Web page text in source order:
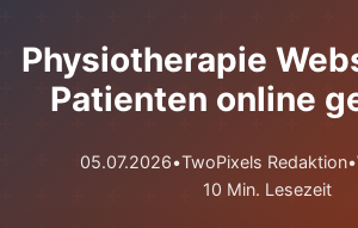
Physiotherapie
Patienten online
05.07.2026•TwoPixels Redaktion•
10 Min. Lesezeit